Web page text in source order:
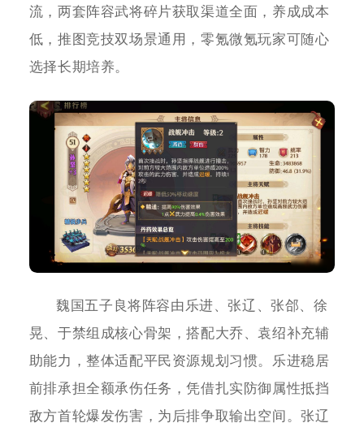
流，两套阵容武将碎片获取渠道全面，养成成本
低，推图竞技双场景通用，零氪微氪玩家可随心
选择长期培养。
魏国五子良将阵容由乐进、张辽、张郃、徐
晃、于禁组成核心骨架，搭配大乔、袁绍补充辅
助能力，整体适配平民资源规划习惯。乐进稳居
前排承担全额承伤任务，凭借扎实防御属性抵挡
敌方首轮爆发伤害，为后排争取输出空间。张辽